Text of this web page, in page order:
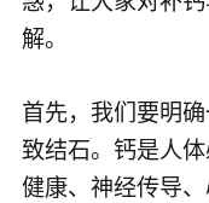
解。
首先，我们要明
致结石。钙是人
健康、神经传导